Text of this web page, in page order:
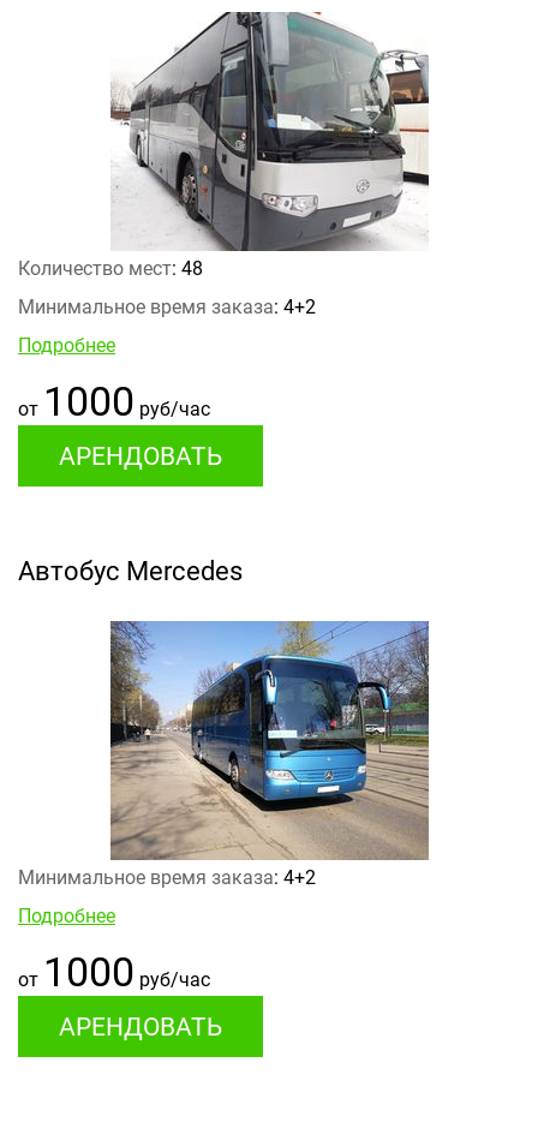
Количество мест: 48
Минимальное время заказа: 4+2
Подробнее
от 1000 руб/час
АРЕНДОВАТЬ
Автобус Mercedes
Минимальное время заказа: 4+2
Подробнее
от 1000 руб/час
АРЕНДОВАТЬ